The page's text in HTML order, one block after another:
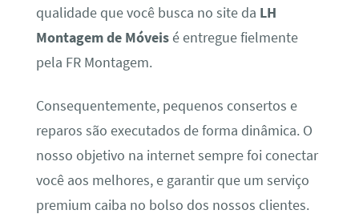
qualidade que você busca no site da LH
Montagem de Móveisé entregue fielmente
pela FR Montagem.
Consequentemente, pequenos consertos e
reparos são executados de forma dinâmica. O
nosso objetivo na internet sempre foi conectar
você aos melhores, e garantir que um serviço
premium caiba no bolso dos nossos clientes.